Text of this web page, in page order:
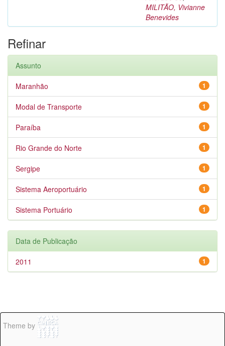
MILITÃO, Vivianne
Benevides
Refinar
Assunto
1
Maranhão
1
Modal de Transporte
1
Paraíba
1
Rio Grande do Norte
1
Sergipe
1
Sistema Aeroportuário
1
Sistema Portuário
Data de Publicação
1
2011
Theme by